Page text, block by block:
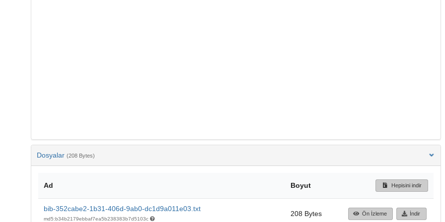
Dosyalar (208 Bytes)
Ad Boyut Hepisini indir
bib-352cabe2-1b31-406d-9ab0-dc1d9a011e03.txt
md5:b34b2179ebbaf7ea5b238383b7d5103c
208 Bytes Ön İzleme İndir